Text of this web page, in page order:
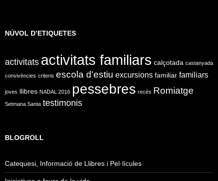
NÚVOL D’ETIQUETES
activitats activitats familiars calçotada castanyada
convivències criteris escola d'estiu excursions familiar familiars
joves llibres NADAL 2016 pessebres recés Romiatge
Setmana Santa testimonis
BLOGROLL
Catequesi, Informació de Llibres i Pel·lícules